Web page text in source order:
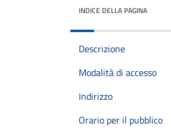
INDICE DELLA PAGINA
Descrizione
Modalità di accesso
Indirizzo
Orario per il pubblico